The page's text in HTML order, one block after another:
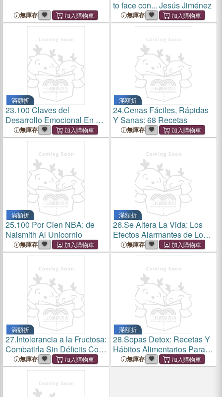
無庫存
to face con... Jesús Jiménez
無庫存
滿額折
23.100 Claves del
Desarrollo Emocional En La
Infancia
無庫存
滿額折
24.Cenas Fáciles, Rápidas
Y Sanas: 68 Recetas
無庫存
滿額折
25.100 Por Cien NBA: de
Naismith Al Unicornio
無庫存
滿額折
26.Se Altera La Vida: Los
Efectos Alarmantes de Los
Disruptores Endocrinos
無庫存
滿額折
27.Intolerancia a la Fructosa:
Combatirla Sin Déficits Con
Una Dieta Equilibrada
無庫存
滿額折
28.Sopas Detox: Recetas Y
Hábitos Alimentarios Para
Sanar El Cuerpo
無庫存